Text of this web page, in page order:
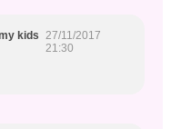
kids 27/11/2017
21:30